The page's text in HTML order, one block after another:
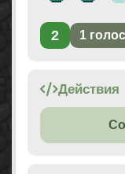
2 1
Действия